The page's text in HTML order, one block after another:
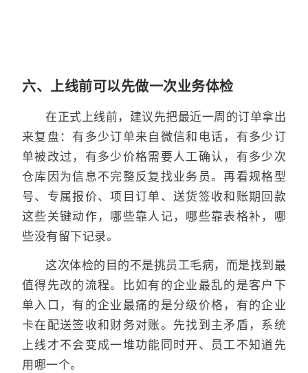
六、上线前可以先做一次业务体检
在正式上线前，建议先把最近一周的订单拿出
来复盘：有多少订单来自微信和电话，有多少订
单被改过，有多少价格需要人工确认，有多少次
仓库因为信息不完整反复找业务员。再看规格型
号、专属报价、项目订单、送货签收和账期回款
这些关键动作，哪些靠人记，哪些靠表格补，哪
些没有留下记录。
这次体检的目的不是挑员工毛病，而是找到最
值得先改的流程。比如有的企业最乱的是客户下
单入口，有的企业最痛的是分级价格，有的企业
卡在配送签收和财务对账。先找到主矛盾，系统
上线才不会变成一堆功能同时开、员工不知道先
用哪一个。